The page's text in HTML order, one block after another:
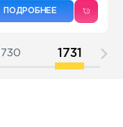
ПОДРОБНЕЕ
1730 1731